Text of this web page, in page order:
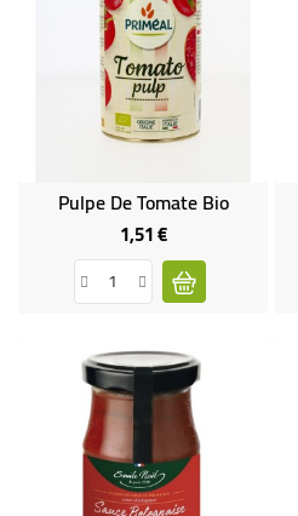
Pulpe De Tomate Bio
1,51 €Prix